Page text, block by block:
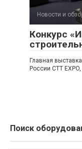
Новости и
Конкурс
Главная
России CTT
Поиск